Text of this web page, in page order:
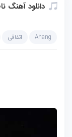
دانلود آهنگ
Ahang اتفاقی